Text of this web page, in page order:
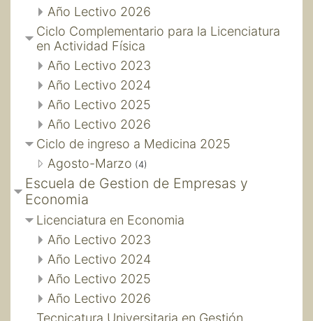
Año Lectivo 2026
Ciclo Complementario para la Licenciatura
en Actividad Física
Año Lectivo 2023
Año Lectivo 2024
Año Lectivo 2025
Año Lectivo 2026
Ciclo de ingreso a Medicina 2025
Agosto-Marzo (4)
Escuela de Gestion de Empresas y
Economia
Licenciatura en Economia
Año Lectivo 2023
Año Lectivo 2024
Año Lectivo 2025
Año Lectivo 2026
Tecnicatura Universitaria en Gestión